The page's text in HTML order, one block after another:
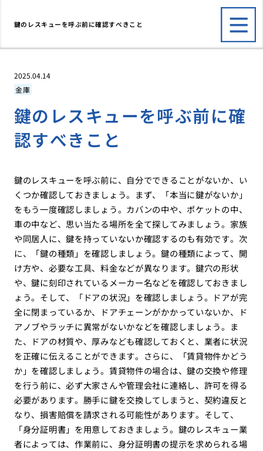
鍵のレスキューを呼ぶ前に確認すべきこと
2025.04.14
金庫
鍵のレスキューを呼ぶ前に確
認すべきこと
鍵のレスキューを呼ぶ前に、自分でできることがないか、い
くつか確認しておきましょう。まず、「本当に鍵がないか」
をもう一度確認しましょう。カバンの中や、ポケットの中、
車の中など、思い当たる場所を全て探してみましょう。家族
や同居人に、鍵を持っていないか確認するのも有効です。次
に、「鍵の種類」を確認しましょう。鍵の種類によって、開
け方や、必要な工具、料金などが異なります。鍵穴の形状
や、鍵に刻印されているメーカー名などを確認しておきまし
ょう。そして、「ドアの状況」を確認しましょう。ドアが完
全に閉まっているか、ドアチェーンがかかっていないか、ド
アノブやラッチに異常がないかなどを確認しましょう。ま
た、ドアの材質や、厚みなども確認しておくと、業者に状況
を正確に伝えることができます。さらに、「賃貸物件かどう
か」を確認しましょう。賃貸物件の場合は、鍵の交換や修理
を行う前に、必ず大家さんや管理会社に連絡し、許可を得る
必要があります。勝手に鍵を交換してしまうと、契約違反と
なり、損害賠償を請求される可能性があります。そして、
「身分証明書」を用意しておきましょう。鍵のレスキュー業
者によっては、作業前に、身分証明書の提示を求められる場